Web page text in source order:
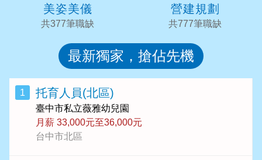
美姿美儀
共377筆職缺
營建規劃
共777筆職缺
最新獨家，搶佔先機
1 托育人員(北區)
臺中市私立薇雅幼兒園
月薪 33,000元至36,000元
台中市北區